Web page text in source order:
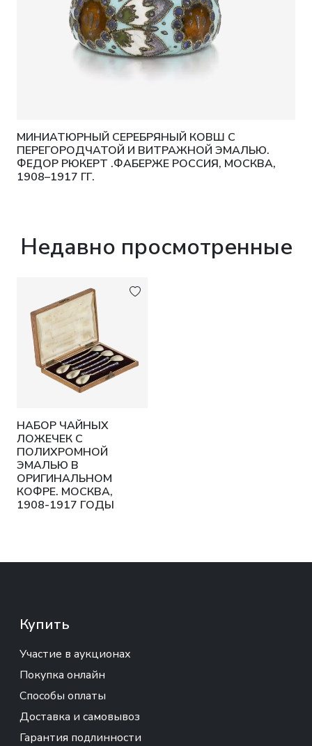
МИНИАТЮРНЫЙ СЕРЕБРЯНЫЙ КОВШ С
ПЕРЕГОРОДЧАТОЙ И ВИТРАЖНОЙ ЭМАЛЬЮ.
ФЕДОР РЮКЕРТ .ФАБЕРЖЕ РОССИЯ, МОСКВА,
1908–1917 ГГ.
Недавно просмотренные
НАБОР ЧАЙНЫХ
ЛОЖЕЧЕК С
ПОЛИХРОМНОЙ
ЭМАЛЬЮ В
ОРИГИНАЛЬНОМ
КОФРЕ. МОСКВА,
1908-1917 ГОДЫ
Купить
Участие в аукционах
Покупка онлайн
Способы оплаты
Доставка и самовывоз
Гарантия подлинности